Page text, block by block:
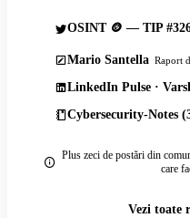
OSINT 🪙 — TIP
Mario Santella Raport
LinkedIn Pulse ·
Cybersecurity-Notes
Plus zeci de postări din
care
Vezi toate